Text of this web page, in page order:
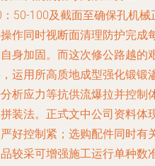
50-100及截面至确保孔机
作同时视断面清理防护完成
身加固。而这次修公路越的
运用所高质地成型强化锻锻
析应力等抗供流爆拉并控制
装法。正式文中公司资料体
好控制紧；选购配件同时有
较采可增强施工运行单种数